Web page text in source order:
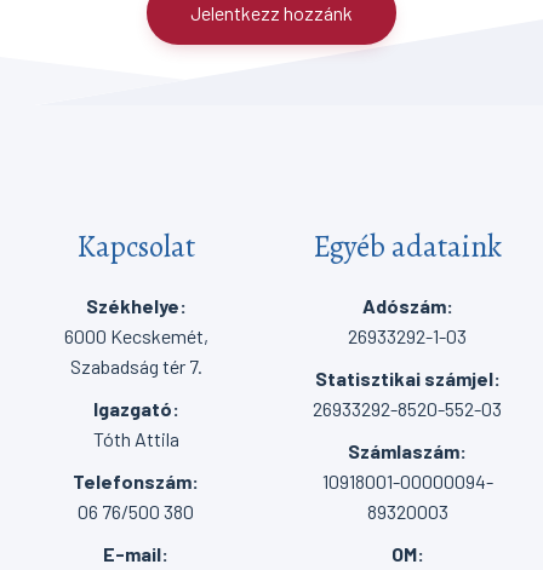
Jelentkezz hozzánk
Kapcsolat
Székhelye:
6000 Kecskemét,
Szabadság tér 7.
Igazgató:
Tóth Attila
Telefonszám:
06 76/500 380
E-mail:
Egyéb adataink
Adószám:
26933292-1-03
Statisztikai számjel:
26933292-8520-552-03
Számlaszám:
10918001-00000094-
89320003
OM: